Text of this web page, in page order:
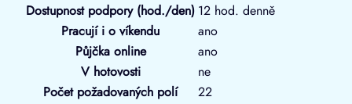
Dostupnost podpory (hod./den) 12 hod. denně
Pracují i o víkendu
ano
Půjčka online
ano
V hotovosti
ne
Počet požadovaných polí
22